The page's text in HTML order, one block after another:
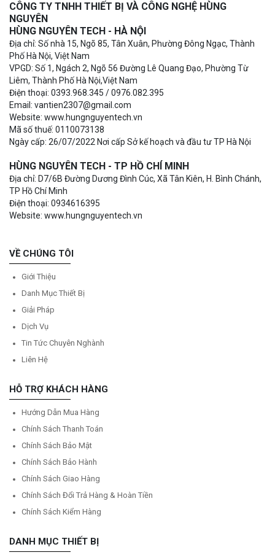
CÔNG TY TNHH THIẾT BỊ VÀ CÔNG NGHỆ HÙNG
NGUYÊN
HÙNG NGUYÊN TECH - HÀ NỘI
Địa chỉ: Số nhà 15, Ngõ 85, Tân Xuân, Phường Đông Ngạc, Thành
Phố Hà Nội, Việt Nam
VPGD: Số 1, Ngách 2, Ngõ 56 Đường Lê Quang Đạo, Phường Từ
Liêm, Thành Phố Hà Nội,Việt Nam
Điện thoại: 0393.968.345 / 0976.082.395
Email: vantien2307@gmail.com
Website: www.hungnguyentech.vn
Mã số thuế: 0110073138
Ngày cấp: 26/07/2022 Nơi cấp Sở kế hoạch và đầu tư TP Hà Nội
HÙNG NGUYÊN TECH - TP HỒ CHÍ MINH
Địa chỉ: D7/6B Đường Dương Đình Cúc, Xã Tân Kiên, H. Bình Chánh,
TP Hồ Chí Minh
Điện thoại: 0934616395
Website: www.hungnguyentech.vn
VỀ CHÚNG TÔI
Giới Thiệu
Danh Mục Thiết Bị
Giải Pháp
Dịch Vụ
Tin Tức Chuyên Nghành
Liên Hệ
HỖ TRỢ KHÁCH HÀNG
Hướng Dẫn Mua Hàng
Chính Sách Thanh Toán
Chính Sách Bảo Mật
Chính Sách Bảo Hành
Chính Sách Giao Hàng
Chính Sách Đổi Trả Hàng & Hoàn Tiền
Chính Sách Kiểm Hàng
DANH MỤC THIẾT BỊ